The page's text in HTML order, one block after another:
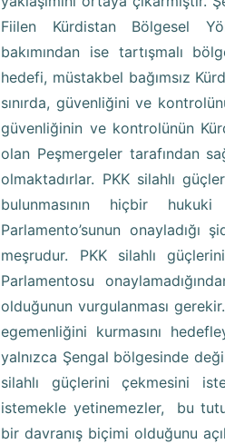
Fiilen Kürdistan Bölgesel
bakımından ise tartışmalı
hedefi, müstakbel bağımsız
sınırda, güvenliğini ve
güvenliğinin ve kontrolünün
olan Peşmergeler tarafından
olmaktadırlar. PKK silahlı
bulunmasının hiçbir
Parlamento’sunun
meşrudur. PKK silahlı
Parlamentosu
olduğunun vurgulanması
egemenliğini kurmasını
yalnızca Şengal bölgesinde
silahlı güçlerini çekmesini
istemekle yetinemezler, bu
bir davranış biçimi olduğunu